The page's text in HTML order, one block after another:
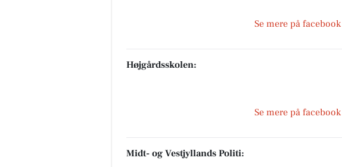
Se mere på facebook
Højgårdsskolen:
Se mere på facebook
Midt- og Vestjyllands Politi:
mere end 200 funktioner i din